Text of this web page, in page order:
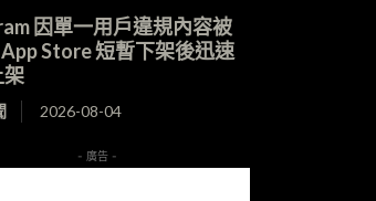
因單一用戶違規內容被
Store 短暫下架後迅速
2026-08-04
- 廣告 -